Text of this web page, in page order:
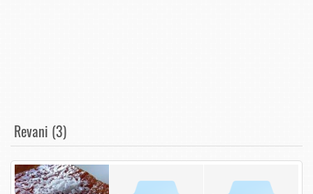
Revani (3)